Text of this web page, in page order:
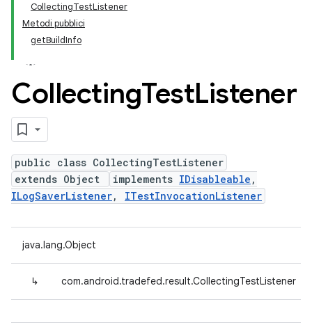
CollectingTestListener
Metodi pubblici
getBuildInfo
CollectingTestListener
public class CollectingTestListener
extends Object
implements IDisableable ,
ILogSaverListener, ITestInvocationListener
java.lang.Object
↳ com.android.tradefed.result.CollectingTestListener